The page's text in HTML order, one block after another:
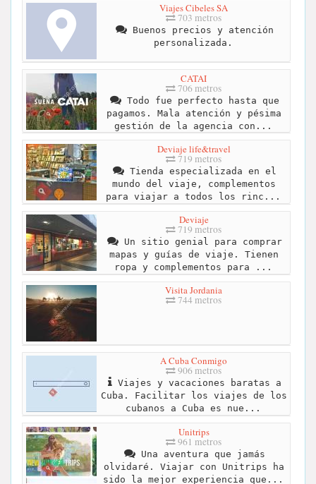
Viajes Cibeles SA
703 metros
Buenos precios y atención
personalizada.
CATAI
706 metros
Todo fue perfecto hasta que
pagamos. Mala atención y pésima
gestión de la agencia con...
Deviaje life&travel
719 metros
Tienda especializada en el
mundo del viaje, complementos
para viajar a todos los rinc...
Deviaje
719 metros
Un sitio genial para comprar
mapas y guías de viaje. Tienen
ropa y complementos para ...
Visita Jordania
744 metros
A Cuba Conmigo
906 metros
Viajes y vacaciones baratas a
Cuba. Facilitar los viajes de los
cubanos a Cuba es nue...
Unitrips
961 metros
Una aventura que jamás
olvidaré. Viajar con Unitrips ha
sido la mejor experiencia que...